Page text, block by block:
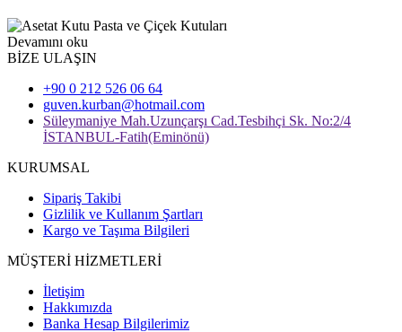
Devamını oku
BİZE ULAŞIN
+90 0 212 526 06 64
guven.kurban@hotmail.com
Süleymaniye Mah.Uzunçarşı Cad.Tesbihçi Sk. No:2/4
İSTANBUL-Fatih(Eminönü)
KURUMSAL
Sipariş Takibi
Gizlilik ve Kullanım Şartları
Kargo ve Taşıma Bilgileri
MÜŞTERİ HİZMETLERİ
İletişim
Hakkımızda
Banka Hesap Bilgilerimiz